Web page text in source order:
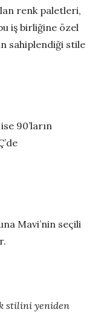
renk paletleri,
iş birliğine özel
sahiplendiği stile
90’ların
Mavi’nin seçili
stilini yeniden